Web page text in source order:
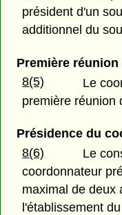
président d'un
additionnel du
Première
8(5)
Le
première réunion
Présidence du
8(6)
Le
coordonnateur
maximal de deux
l'établissement